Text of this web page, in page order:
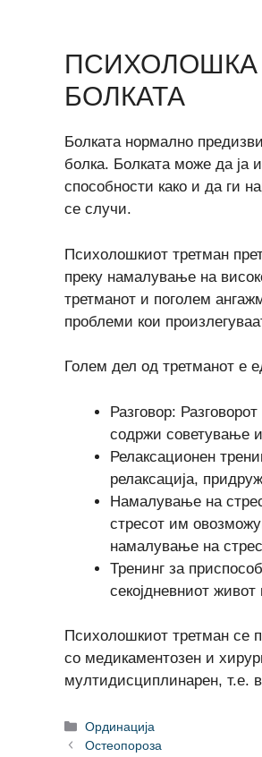
ПСИХОЛОШКА
БОЛКАТА
Болката нормално
болка. Болката може да ја
способности како и да ги
се случи.
Психолошкиот третман
преку намалување на
третманот и поголем
проблеми кои
Голем дел од третманот е
Разговор:
содржи советување
Релаксационен
релаксација,
Намалување на
стресот им
намалување на
Тренинг за
секојдневниот живот
Психолошкиот третман се
со медикаментозен и
мултидисциплинарен, т.е.
Categories
Ординација
Остеопороза